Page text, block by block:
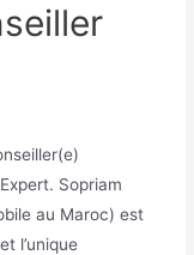
Sopriam
au Maroc) est
l’unique